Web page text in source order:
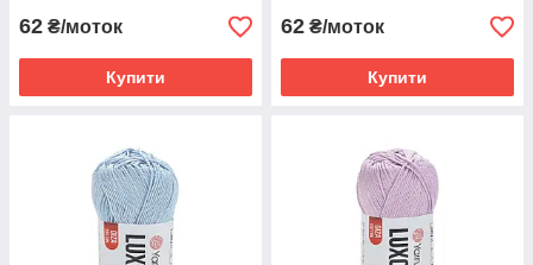
62 ₴/моток
Купити
62 ₴/моток
Купити